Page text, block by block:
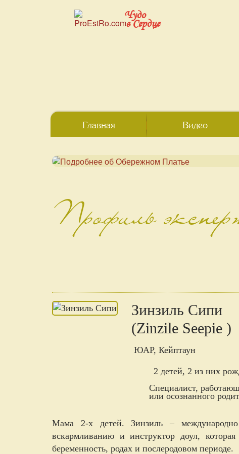
Чудо
в Сердце
Профиль
Зинзиль Сипи
(Zinzile Seepie )
ЮАР, Кейптаун
2 детей, 2 из них
Специалист,
или осознанного
Мама 2-х детей. Зинзиль – международно
вскармливанию и инструктор доул,
беременность, родах и послеродовом периоде.
Главная Видео